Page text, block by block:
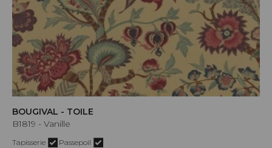
BOUGIVAL - TOILE
B1819 - Vanille
Tapisserie Passepoil